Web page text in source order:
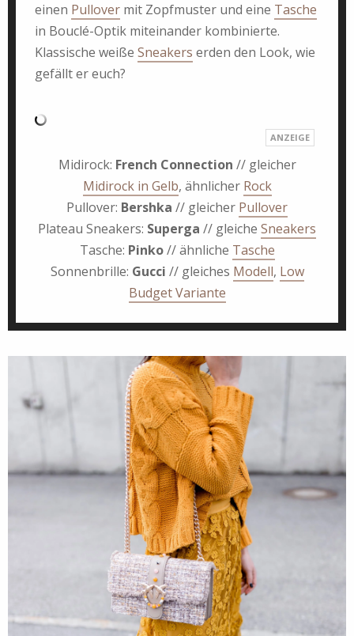
einen Pullovermit Zopfmuster und eine Tasche
in Bouclé-Optik miteinander kombinierte.
Klassische weiße Sneakers erden den Look, wie
gefällt er euch?
Midirock: French Connection // gleicher
Midirock in Gelb, ähnlicher Rock
Pullover: Bershka // gleicher Pullover
Plateau Sneakers: Superga // gleiche Sneakers
Tasche: Pinko// ähnliche Tasche
Sonnenbrille: Gucci // gleiches Modell, Low
Budget Variante